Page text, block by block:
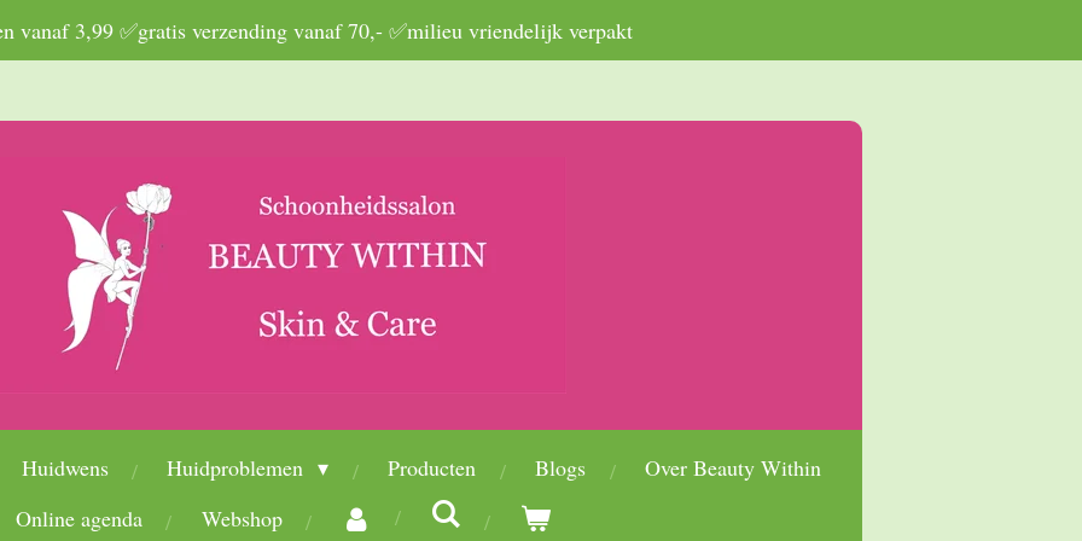
vanaf 3,99 ✅gratis verzending vanaf 70,- ✅milieu vriendelijk verpakt
Huidwens Huidproblemen Producten Blogs
Over Beauty Within
Online agenda
Webshop